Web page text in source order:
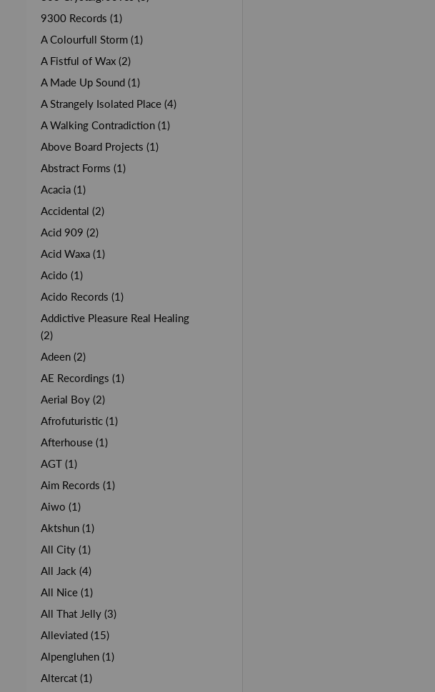
9300 Records (1)
A Colourfull Storm (1)
A Fistful of Wax (2)
A Made Up Sound (1)
A Strangely Isolated Place (4)
A Walking Contradiction (1)
Above Board Projects (1)
Abstract Forms (1)
Acacia (1)
Accidental (2)
Acid 909 (2)
Acid Waxa (1)
Acido (1)
Acido Records (1)
Addictive Pleasure Real Healing
(2)
Adeen (2)
AE Recordings (1)
Aerial Boy (2)
Afrofuturistic (1)
Afterhouse (1)
AGT (1)
Aim Records (1)
Aiwo (1)
Aktshun (1)
All City (1)
All Jack (4)
All Nice (1)
All That Jelly (3)
Alleviated (15)
Alpengluhen (1)
Altercat (1)